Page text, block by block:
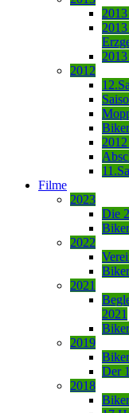
2012
Filme
2023
Die
2022
2021
2021
2019
Der
2018